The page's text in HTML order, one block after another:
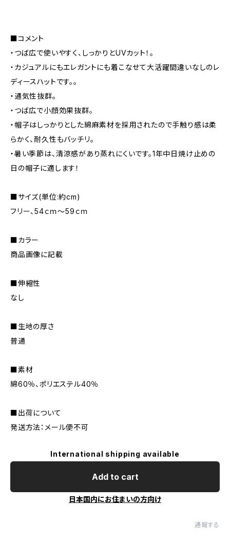
■コメント
・つば広で使いやすく、しっかりとUVカット！。
・カジュアルにもエレガントにも着こなせて大活躍間違いなしのレ
ディースハットです。。
・通気性抜群。
・つば広で小顔効果抜群。
・帽子はしっかりとした綿麻素材を採用されたので手触り感は柔
らかく、耐久性もバッチリ。
・暑い季節は、清涼感があり蒸れにくいです。1年中日焼け止めの
日の帽子に適します！
■サイズ(単位:約cm)
フリー、54ｃｍ～59ｃｍ
■カラー
商品画像に記載
■伸縮性
なし
■生地の厚さ
普通
■素材
綿60％、ポリエステル40％
■出荷について
発送方法：メール便不可
International shipping available
Add to cart
日本国内にお住まいの方向け
通報する